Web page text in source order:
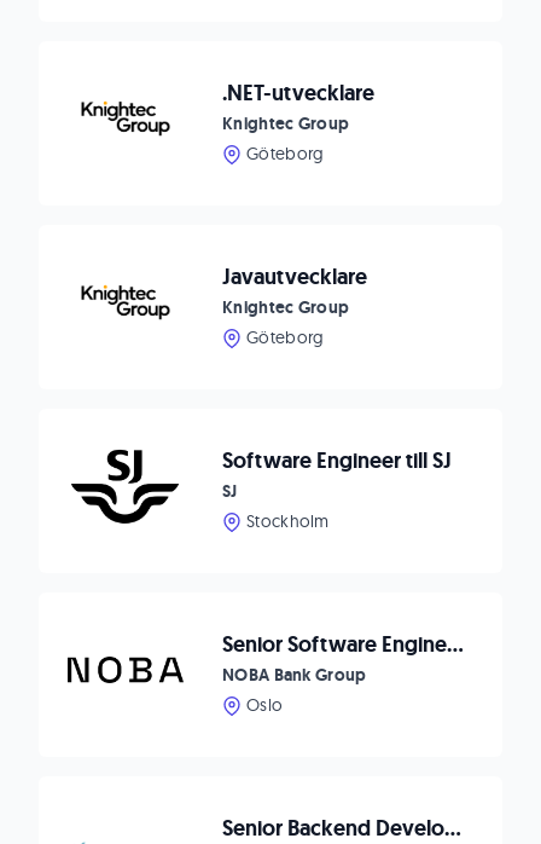
.NET-utvecklare
Knightec Group
Göteborg
Javautvecklare
Knightec Group
Göteborg
Software Engineer till SJ
SJ
Stockholm
Senior Software Engineer - .Net Fokus
NOBA Bank Group
Oslo
Senior Backend Developer